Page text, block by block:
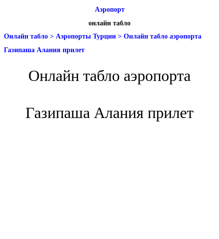
Аэропорт
онлайн табло
Онлайн табло > Аэропорты Турции > Онлайн табло аэропорта
Газипаша Алания прилет
Онлайн табло аэропорта
Газипаша Алания прилет